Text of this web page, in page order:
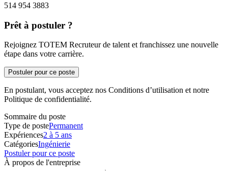
514 954 3883
Prêt à postuler ?
Rejoignez TOTEM Recruteur de talent et franchissez une nouvelle
étape dans votre carrière.
Postuler pour ce poste
En postulant, vous acceptez nos Conditions d’utilisation et notre
Politique de confidentialité.
Sommaire du poste
Type de postePermanent
Expériences2 à 5 ans
CatégoriesIngénierie
Postuler pour ce poste
À propos de l'entreprise